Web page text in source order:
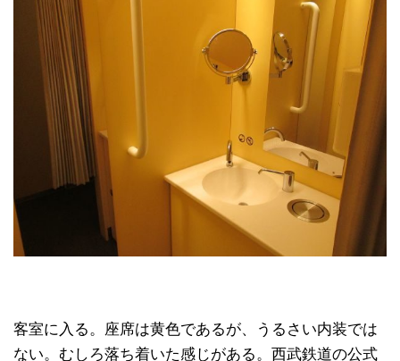
客室に入る。座席は黄色であるが、うるさい内装では
ない。むしろ落ち着いた感じがある。西武鉄道の公式